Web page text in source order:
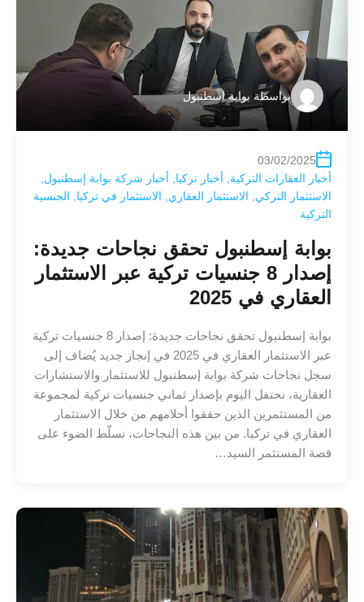
بواسطة بوابة اسطنبول
03/02/2025
أخبار العقارات التركية, أخبار تركيا, أخبار شركة بوابة إسطنبول,
الاستثمار التركي, الاستثمار العقاري, الاستثمار في تركيا, الجنسية
التركية
بوابة إسطنبول تحقق نجاحات جديدة:
إصدار 8 جنسيات تركية عبر الاستثمار
العقاري في 2025
بوابة إسطنبول تحقق نجاحات جديدة: إصدار 8 جنسيات تركية
عبر الاستثمار العقاري في 2025 في إنجاز جديد يُضاف إلى
سجل نجاحات شركة بوابة إسطنبول للاستثمار والاستشارات
العقارية، نحتفل اليوم بإصدار ثماني جنسيات تركية لمجموعة
من المستثمرين الذين حققوا أحلامهم من خلال الاستثمار
العقاري في تركيا. من بين هذه النجاحات، نسلّط الضوء على
قصة المستثمر السيد…